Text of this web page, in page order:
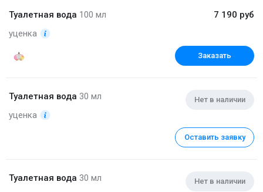
Туалетная вода 100 мл
уценка
7 190 руб
Заказать
Туалетная вода 30 мл
уценка
Нет в наличии
Оставить заявку
Туалетная вода 30 мл Нет в наличии